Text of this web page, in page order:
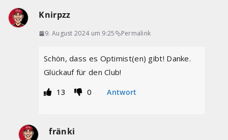
Knirpzz
9. August 2024 um 9:25 Permalink
Schön, dass es Optimist(en) gibt! Danke.
Glückauf für den Club!
13
0 Antwort
fränki